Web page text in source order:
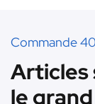
Commande
Articles
le